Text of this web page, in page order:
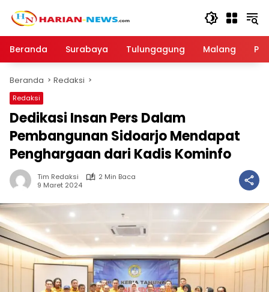
Beranda
Surabaya Tulungagung Malang
Beranda Redaksi
Redaksi
Dedikasi Insan Pers Dalam
Pembangunan Sidoarjo Mendapat
Penghargaan dari Kadis Kominfo
Tim Redaksi
2 Min Baca
9 Maret 2024